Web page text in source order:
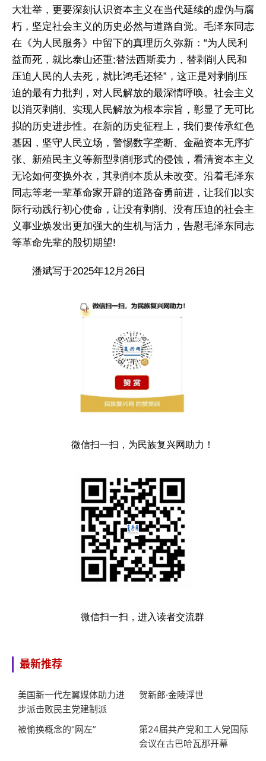
大壮举，更要深刻认识资本主义在当代延续的虚伪与腐
朽，坚定社会主义的历史必然与道路自觉。毛泽东同志
在《为人民服务》中留下的真理历久弥新：“为人民利
益而死，就比泰山还重;替法西斯卖力，替剥削人民和
压迫人民的人去死，就比鸿毛还轻”，这正是对剥削压
迫的最有力批判，对人民解放的最深情呼唤。社会主义
以消灭剥削、实现人民解放为根本宗旨，彰显了无可比
拟的历史进步性。在新的历史征程上，我们要传承红色
基因，坚守人民立场，警惕数字垄断、金融资本无序扩
张、新殖民主义等新型剥削形式的侵蚀，看清资本主义
无论如何变换外衣，其剥削本质从未改变。沿着毛泽东
同志等老一辈革命家开辟的道路奋勇前进，让我们以实
际行动践行初心使命，让没有剥削、没有压迫的社会主
义事业焕发出更加强大的生机与活力，告慰毛泽东同志
等革命先辈的殷切期望!
潘斌写于2025年12月26日
微信扫一扫，为民族复兴网助力！
微信扫一扫，进入读者交流群
最新推荐
美国新一代左翼媒体助力进
步派击败民主党建制派
贺新郎·金陵浮世
被偷换概念的“网左”
第24届共产党和工人党国际
会议在古巴哈瓦那开幕